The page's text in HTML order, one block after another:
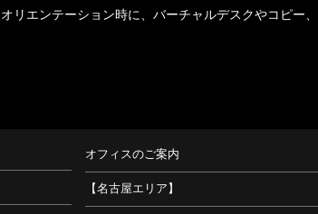
オリエンテーション時に、バーチャルデスクやコピー
オフィスのご案内
【名古屋エリア】